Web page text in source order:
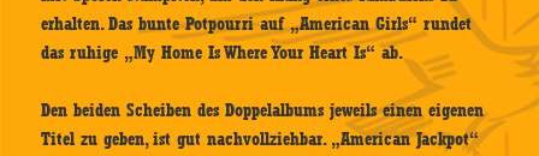
erhalten. Das bunte Potpourri auf „American Girls“ rundet
das ruhige „My Home Is Where Your Heart Is“ ab.
Den beiden Scheiben des Doppelalbums jeweils einen eigenen
Titel zu geben, ist gut nachvollziehbar. „American Jackpot“